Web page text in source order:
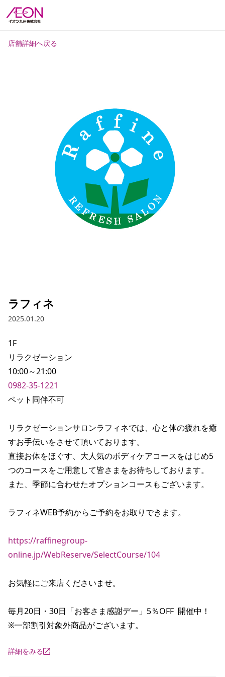
店舗詳細へ戻る
ラフィネ
2025.01.20
1F
リラクゼーション
0982-35-1221
ペット同伴不可
リラクゼーションサロンラフィネでは、心と体の疲れを癒
すお手伝いをさせて頂いております。
直接お体をほぐす、大人気のボディケアコースをはじめ5
つのコースをご用意して皆さまをお待ちしております。
また、季節に合わせたオプションコースもございます。
ラフィネWEB予約からご予約をお取りできます。
https://raffinegroup-
online.jp/WebReserve/SelectCourse/104
お気軽にご来店くださいませ。
毎月20日・30日「お客さま感謝デー」5％OFF  開催中！
※一部割引対象外商品がございます。
詳細をみる